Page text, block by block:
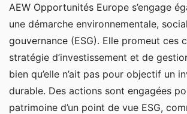
AEW Opportunités Europe s’engage
une démarche environnementale,
gouvernance (ESG). Elle promeut ces
stratégie d’investissement et de
bien qu’elle n’ait pas pour objectif un
durable. Des actions sont engagées
patrimoine d’un point de vue ESG,